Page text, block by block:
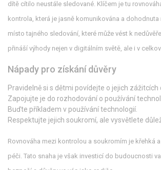
dítě cítilo neustále sledované. Klíčem je tu
kontrola, která je jasně komunikována a
místo tajného sledování, které může vést k
přináší výhody nejen v digitálním světě, ale i v
Nápady pro získání důvěry
Pravidelně si s dětmi povídejte o jejich zážitcích
Zapojujte je do rozhodování o používání
Buďte příkladem v používání technologií.
Respektujte jejich soukromí, ale vysvětlete
Rovnováha mezi kontrolou a soukromím je křehká
péči. Tato snaha je však investicí do budoucnosti